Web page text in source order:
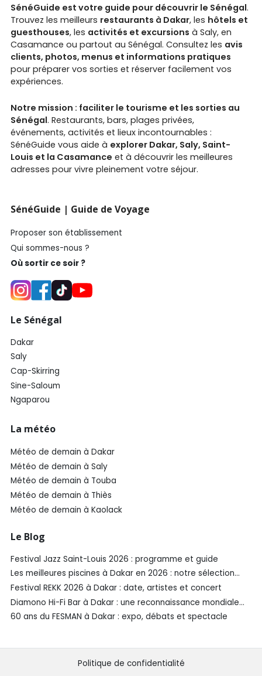
SénéGuide est votre guide pour découvrir le Sénégal.
Trouvez les meilleurs restaurants à Dakar, les hôtels et
guesthouses, les activités et excursions à Saly, en
Casamance ou partout au Sénégal. Consultez les avis
clients, photos, menus et informations pratiques
pour préparer vos sorties et réserver facilement vos
expériences.
Notre mission : faciliter le tourisme et les sorties au
Sénégal. Restaurants, bars, plages privées,
événements, activités et lieux incontournables :
SénéGuide vous aide à explorer Dakar, Saly, Saint-
Louis et la Casamance et à découvrir les meilleures
adresses pour vivre pleinement votre séjour.
SénéGuide | Guide de Voyage
Proposer son établissement
Qui sommes-nous ?
Où sortir ce soir ?
Le Sénégal
Dakar
Saly
Cap-Skirring
Sine-Saloum
Ngaparou
La météo
Météo de demain à Dakar
Météo de demain à Saly
Météo de demain à Touba
Météo de demain à Thiès
Météo de demain à Kaolack
Le Blog
Festival Jazz Saint-Louis 2026 : programme et guide
Les meilleures piscines à Dakar en 2026 : notre sélection
SénéGuide
Festival REKK 2026 à Dakar : date, artistes et concert
Diamono Hi-Fi Bar à Dakar : une reconnaissance mondiale
aux Spirited Awards®️ 2026
60 ans du FESMAN à Dakar : expo, débats et spectacle
Politique de confidentialité